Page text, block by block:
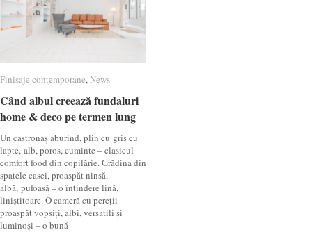
Finisaje contemporane,News
Când albul creează fundaluri
home & deco pe termen lung
Un castronaș aburind, plin cu griș cu
lapte, alb, poros, cuminte – clasicul
comfort food din copilărie. Grădina din
spatele casei, proaspăt ninsă,
albă, pufoasă – o întindere lină,
liniștitoare. O cameră cu pereții
proaspăt vopsiți, albi, versatili și
luminoși – o bună
Finisaje contemporane News
Când albul creează fundaluri
home & deco pe termen lung